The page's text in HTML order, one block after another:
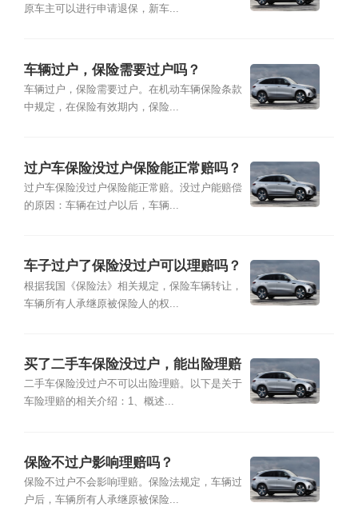
原车主可以进行申请退保，新车...
车辆过户，保险需要过户吗？
车辆过户，保险需要过户。在机动车辆保险条款
中规定，在保险有效期内，保险...
过户车保险没过户保险能正常赔吗？
过户车保险没过户保险能正常赔。没过户能赔偿
的原因：车辆在过户以后，车辆...
车子过户了保险没过户可以理赔吗？
根据我国《保险法》相关规定，保险车辆转让，
车辆所有人承继原被保险人的权...
买了二手车保险没过户，能出险理赔
吗？
二手车保险没过户不可以出险理赔。以下是关于
车险理赔的相关介绍：1、概述...
保险不过户影响理赔吗？
保险不过户不会影响理赔。保险法规定，车辆过
户后，车辆所有人承继原被保险...